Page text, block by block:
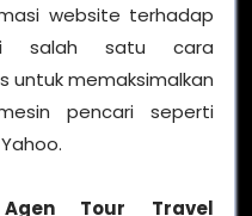
website terhadap
salah satu cara
untuk memaksimalkan
pencari seperti
Tour Travel